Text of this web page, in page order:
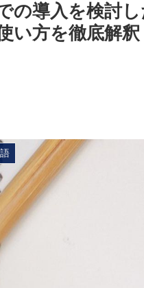
での導入を検討
い方を徹底解釈